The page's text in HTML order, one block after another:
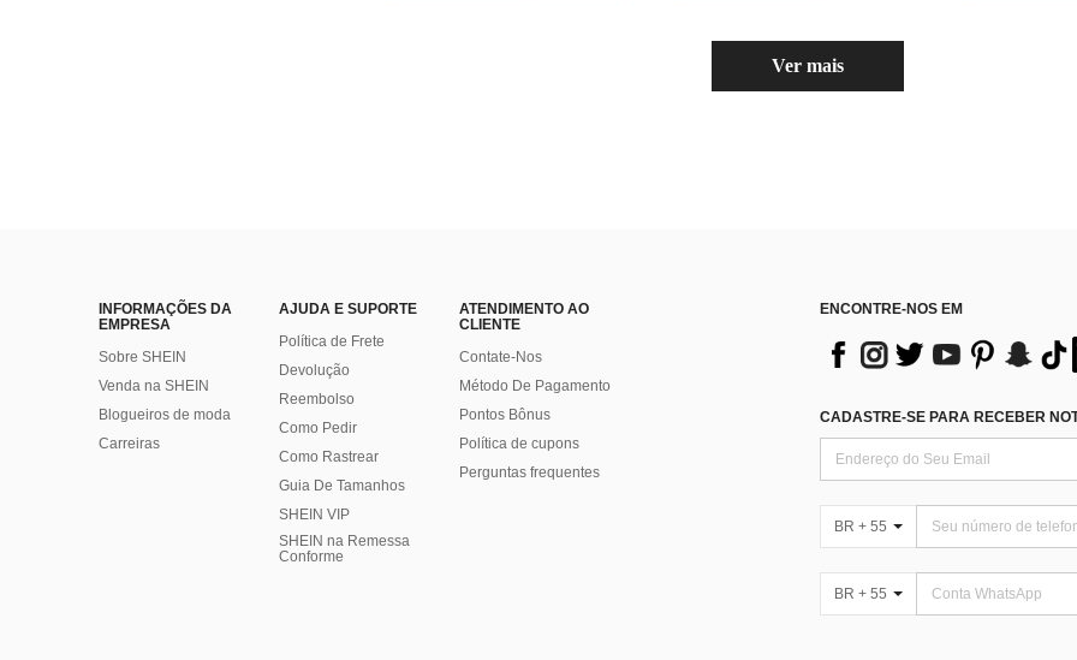
Ver mais
INFORMAÇÕES DA
EMPRESA
Sobre SHEIN
Venda na SHEIN
Blogueiros de moda
Carreiras
AJUDA E SUPORTE
Política de Frete
Devolução
Reembolso
Como Pedir
Como Rastrear
Guia De Tamanhos
SHEIN VIP
SHEIN na Remessa
Conforme
ATENDIMENTO AO
CLIENTE
Contate-Nos
Método De Pagamento
Pontos Bônus
Política de cupons
Perguntas frequentes
ENCONTRE-NOS EM
CADASTRE-SE PARA RECEBER
BR + 55
BR + 55